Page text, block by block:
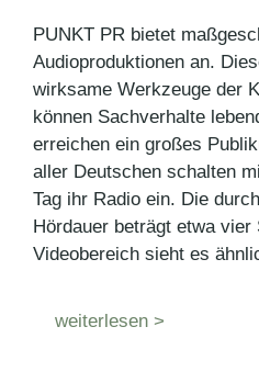
PUNKT PR bietet
Audioproduktionen an.
wirksame Werkzeuge der
können Sachverhalte
erreichen ein großes
aller Deutschen schalten
Tag ihr Radio ein. Die
Hördauer beträgt etwa vier
Videobereich sieht es
weiterlesen >